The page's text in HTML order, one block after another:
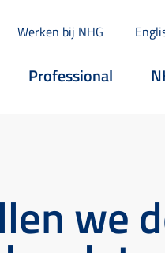
Werken bij NHG
Professional
we